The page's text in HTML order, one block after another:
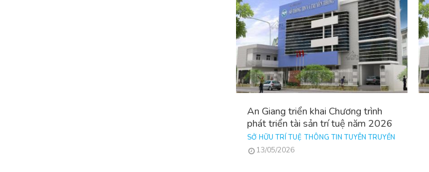
An Giang triển khai Chương trình
phát triển tài sản trí tuệ năm 2026
SỞ HỮU TRÍ TUỆ THÔNG TIN TUYÊN TRUYỀN
13/05/2026